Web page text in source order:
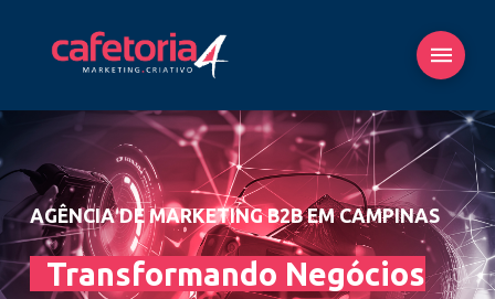
AGÊNCIA DE MARKETING B2B EM CAMPINAS
Transformando Negócios